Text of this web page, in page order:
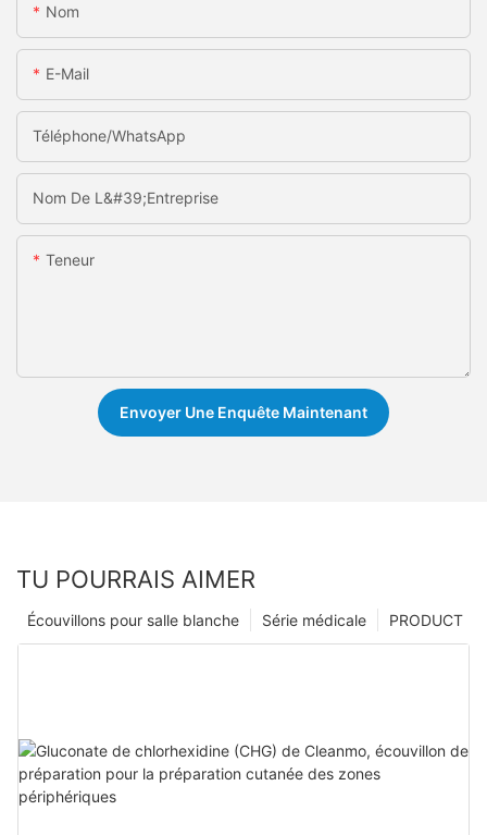
Nom
E-Mail
Téléphone/WhatsApp
Nom De L&#39;entreprise
Teneur
Envoyer Une Enquête Maintenant
TU POURRAIS AIMER
PRODUCT
Série médicale
Écouvillons pour salle blanche